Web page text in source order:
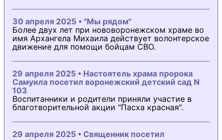
30 апреля 2025 • "Мы рядом"
Более двух лет при нововоронежском храме во
имя Архангела Михаила действует волонтерское
движение для помощи бойцам СВО.
29 апреля 2025 • Настоятель храма пророка
Самуила посетил воронежский детский сад N
103
Воспитанники и родители приняли участие в
благотворительной акции "Пасха красная".
29 апреля 2025 • Священник посетил